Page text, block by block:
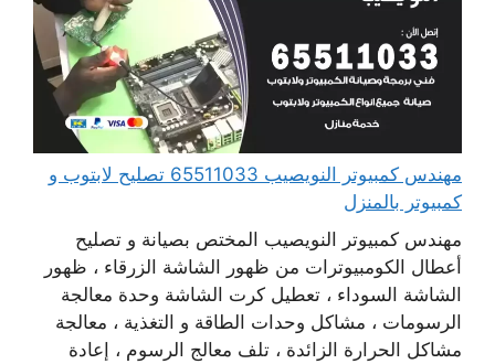
مهندس كمبيوتر النويصيب 65511033 تصليح لابتوب و
كمبيوتر بالمنزل
مهندس كمبيوتر النويصيب المختص بصيانة و تصليح
أعطال الكومبيوترات من ظهور الشاشة الزرقاء ، ظهور
الشاشة السوداء ، تعطيل كرت الشاشة وحدة معالجة
الرسومات ، مشاكل وحدات الطاقة و التغذية ، معالجة
مشاكل الحرارة الزائدة ، تلف معالج الرسوم ، إعادة